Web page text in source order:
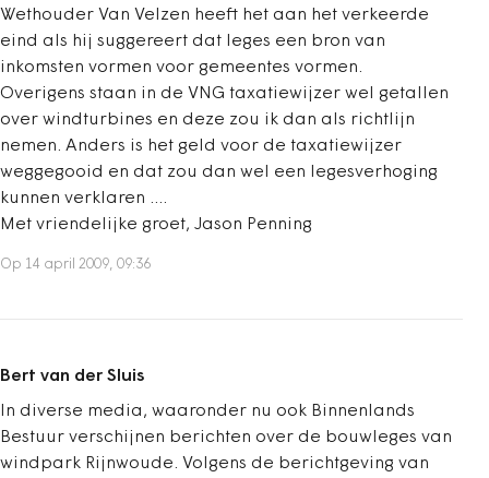
Wethouder Van Velzen heeft het aan het verkeerde
eind als hij suggereert dat leges een bron van
inkomsten vormen voor gemeentes vormen.
Overigens staan in de VNG taxatiewijzer wel getallen
over windturbines en deze zou ik dan als richtlijn
nemen. Anders is het geld voor de taxatiewijzer
weggegooid en dat zou dan wel een legesverhoging
kunnen verklaren ....
Met vriendelijke groet, Jason Penning
Op 14 april 2009, 09:36
Bert van der Sluis
In diverse media, waaronder nu ook Binnenlands
Bestuur verschijnen berichten over de bouwleges van
windpark Rijnwoude. Volgens de berichtgeving van